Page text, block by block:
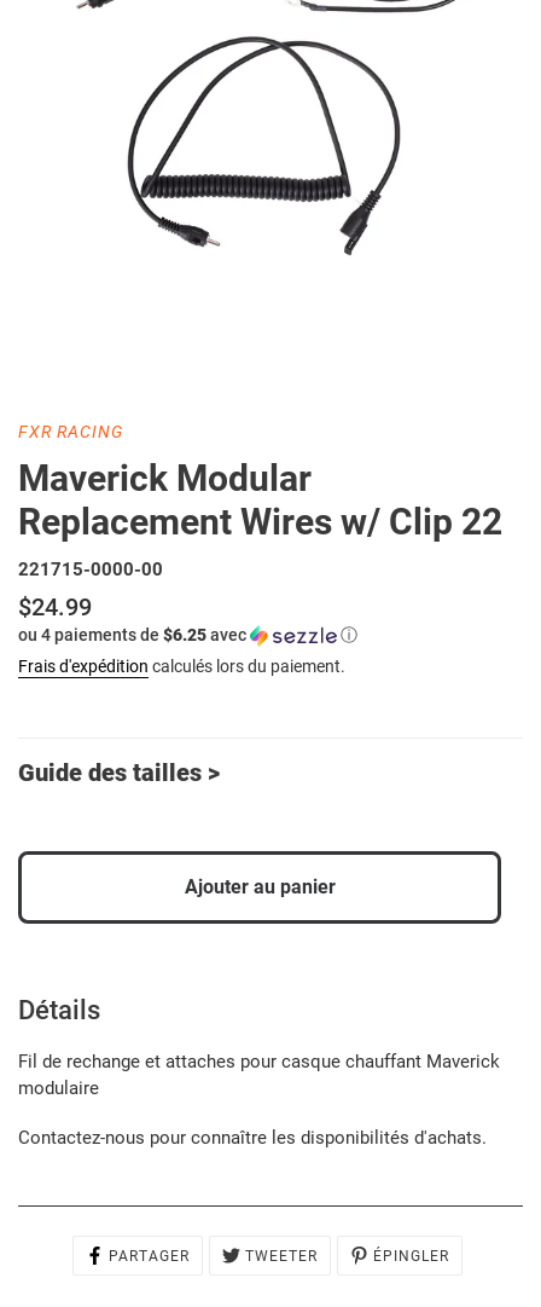
DISTRIBUTEUR
FXR RACING
Maverick Modular
Replacement Wires w/ Clip 22
221715-0000-00
Prix
normal
$24.99
ou 4 paiements de $6.25avec
ⓘ
Frais d'expédition calculés lors du paiement.
Guide des tailles >
Ajouter au panier
produit
votre
panier
Détails
Fil de rechange et attaches pour casque chauffant Maverick
modulaire
Contactez-nous pour connaître les disponibilités d'achats.
PARTAGER
PARTAGER
TWEETER
TWEETER
ÉPINGLER
ÉPINGLER